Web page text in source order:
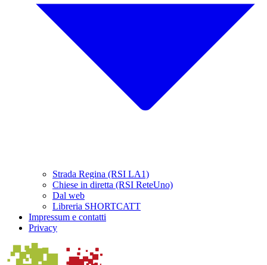
Strada Regina (RSI LA1)
Chiese in diretta (RSI ReteUno)
Dal web
Libreria SHORTCATT
Impressum e contatti
Privacy